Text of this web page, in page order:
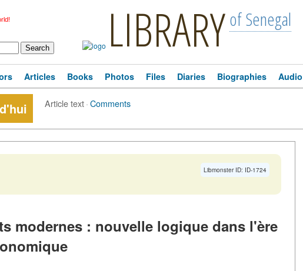
LIBRARY of Senegal
Articles Books Photos Files Diaries Biographies Audio
Article text·Comments
Libmonster ID: ID-1724
modernes : nouvelle logique dans l'ère